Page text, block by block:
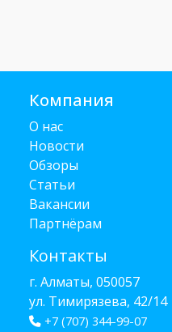
Компания
О нас
Новости
Обзоры
Статьи
Вакансии
Партнёрам
Контакты
г. Алматы, 050057
ул. Тимирязева, 42/14
+7 (707) 344-99-07